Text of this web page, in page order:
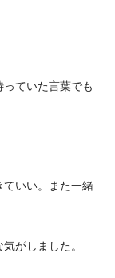
ていた言葉でも
ていい。また一緒
がしました。